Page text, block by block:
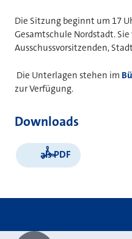
Die Sitzung beginnt um 17
Gesamtschule Nordstadt.
Ausschussvorsitzenden,
Die Unterlagen stehen im
zur Verfügung.
Downloads
als PDF